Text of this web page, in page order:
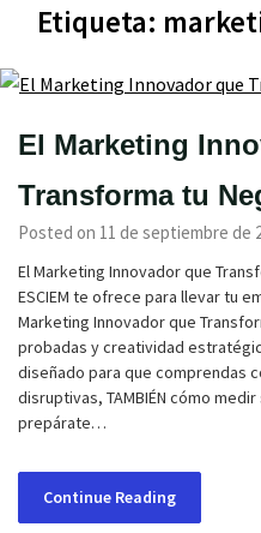
Etiqueta:
El Marketing
Transforma tu
Posted on 11 de septiembre de
El Marketing Innovador que
ESCIEM te ofrece para llevar tu
Marketing Innovador que
probadas y creatividad
diseñado para que comprendas
disruptivas, TAMBIÉN cómo
prepárate…
Continue Reading